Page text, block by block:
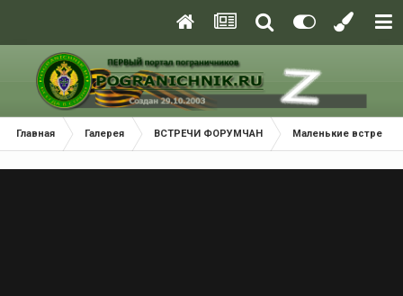
Главная Галерея ВСТРЕЧИ ФОРУМЧАН Маленькие встречи